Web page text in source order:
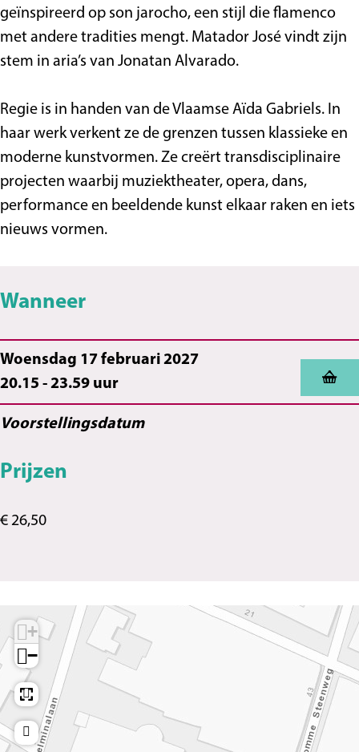
t
S
p
e
l
h
u
i
s
S
p
e
l
h
u
i
s
e
t
S
e
e
l
h
u
i
u
i
s
geïnspireerd op son jarocho, een stijl die flamenco
met andere tradities mengt. Matador José vindt zijn
stem in aria’s van Jonatan Alvarado.
Regie is in handen van de Vlaamse Aïda Gabriels. In
haar werk verkent ze de grenzen tussen klassieke en
moderne kunstvormen. Ze creërt transdisciplinaire
projecten waarbij muziektheater, opera, dans,
performance en beeldende kunst elkaar raken en iets
nieuws vormen.
Wanneer
Woensdag 17 februari 2027
20.15 - 23.59 uur
Voorstellingsdatum
Prijzen
€ 26,50
+
−